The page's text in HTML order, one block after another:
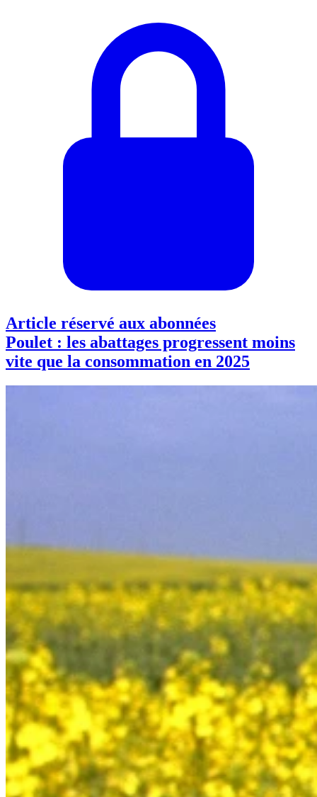
Article réservé aux abonnées
Poulet : les abattages progressent moins
vite que la consommation en 2025